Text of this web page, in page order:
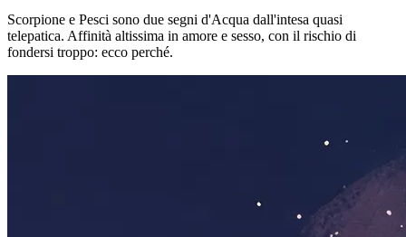
Scorpione e Pesci sono due segni d'Acqua dall'intesa quasi
telepatica. Affinità altissima in amore e sesso, con il rischio di
fondersi troppo: ecco perché.